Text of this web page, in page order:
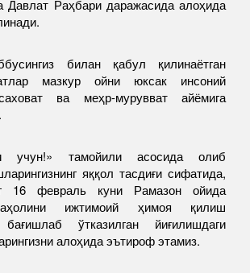
Давлат Раҳбари даражасида алоҳида
билан қабул қилинаётган
мазкур ойни юксак инсоний
ва меҳр-мурувват айёмига
учун!» тамойили асосида олиб
яққол тасдиғи сифатида,
16 февраль куни Рамазон ойида
ижтимоий ҳимоя қилиш
бағишлаб ўтказилган йиғилишдаги
алоҳида эътироф этамиз.